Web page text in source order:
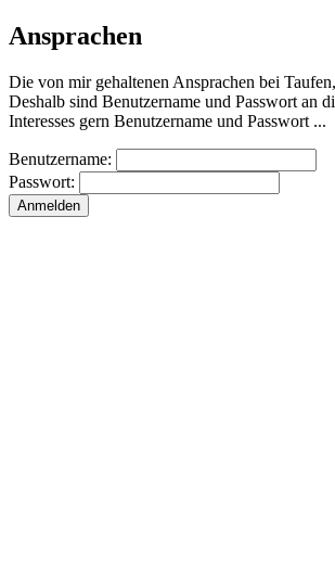
Ansprachen
Die von mir gehaltenen Ansprachen bei
Deshalb sind Benutzername und Passwort an
Interesses gern Benutzername und Passwort ...
Benutzername:
Passwort: